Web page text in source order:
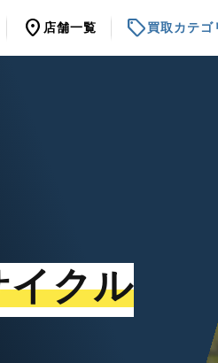
location_on 店舗一覧 sell買取カテゴ
イクル